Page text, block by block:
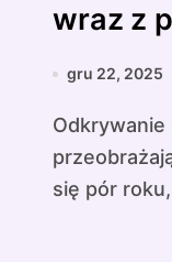
wraz z
gru 22, 2025
Odkrywanie miejsc, które na naszych oczach
się pór